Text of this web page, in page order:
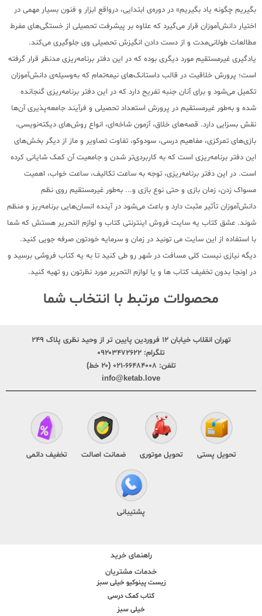
بگیریم چگونه یاد بگیریم» در دوره‌ی ابتدایی، درواقع ابزار و فنون بسیار مهمی در
اختیار دانش‌آموزان قرار می‌گیرد که علاوه بر پیشرفت تحصیلی از خستگی‌های مفرط
مطالعات طولانی‌مدت و از دست دادن انگیزش تحصیلی وی جلوگیری می‌کند.
یادگیری غیرمستقیم مورد دیگری بوده که در این دفتر برنامه‌ریزی مدنظر قرار گرفته‌
است؛ پرورش خلاقیت در قالب داستانک‌های نیمه‌تمام که به‌وسیله‌ی دانش‌آموزان
تکمیل می‌شود و برای آنان جنبه تفریح دارد که در این دفتر برنامه‌ریزی گنجانده
شده و به‌طور غیرمستقیم در پرورش استعداد تحصیلی و فرآیند جامعه‌پذیری آن‌ها
نقش بسزایی دارد. قصه‌های خلاق، آزمون شاخه‌ای، انواع روش‌های دیکته‌نویسی،
بازی‌های تمرکزی، مفاهیم درسی، سودوکو، تفاوت تصاویر و ماز از دیگر بخش‌های
این دفتر برنامه‌ریزی است که به کاربردی‌تر شدن و جامعیت آن کمک شایانی کرده
است. در این دفتر برنامه‌ریزی، توجه به ساعت تکالیف، ساعت خواب، اهمیت
مسواک زدن، زمان بازی و حتی نوع بازی و... به‌طور غیرمستقیم روی نظم
دانش‌آموزان تأثیر مثبت دارد و باعث می‌شود در آینده انسان‌هایی برنامه‌ریز و منظم
شوند. عشق کتاب یه سایت فروش اینترنتی کتاب و لوازم التحریر هستش که شما
با استفاده از این سایت می تونید در زمان و سرمایه خودتون صرفه جویی کنید.
دیگه نیازی نیست کلی مسافت در شهر رو طی کنید تا به یه کتاب فروشی برسید و
در اونجا بدون تخفیف کتاب ها و یا لوازم التحریر مورد نظرتون رو تهیه کنید.
محصولات مرتبط با انتخاب شما
تهران انقلاب خیابان ۱۲ فروردین پایین تر از وحید نظری پلاک ۲۴۹
تلگرام: ۰۹۲۰۳۴۷۲۶۲۲
تلفن: ۶۶۴۸۴۰۰۸-۰۲۱ (۲۰ خط)
info@ketab.love
تحویل پستی تحویل موتوری ضمانت اصالت تخفیف دائمی
پشتیبانی
راهنمای خرید
خدمات مشتریان
زیست پینوکیو خیلی سبز
کتاب کمک درسی
خیلی سبز